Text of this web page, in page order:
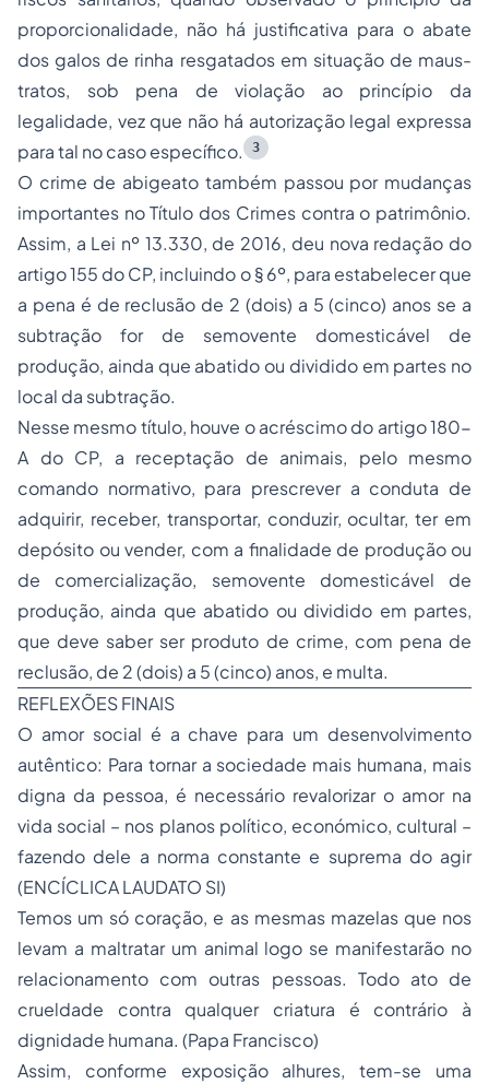
proporcionalidade, não há justificativa para o abate
dos galos de rinha resgatados em situação de maus-
tratos, sob pena de violação ao princípio da
legalidade, vez que não há autorização legal expressa
para tal no caso específico.
3
O crime de abigeato também passou por mudanças
importantes no Título dos Crimes contra o patrimônio.
Assim, a Lei nº 13.330, de 2016, deu nova redação do
artigo 155 do CP, incluindo o § 6º, para estabelecer que
a pena é de reclusão de 2 (dois) a 5 (cinco) anos se a
subtração for de semovente domesticável de
produção, ainda que abatido ou dividido em partes no
local da subtração.
Nesse mesmo título, houve o acréscimo do artigo 180-
A do CP, a receptação de animais, pelo mesmo
comando normativo, para prescrever a conduta de
adquirir, receber, transportar, conduzir, ocultar, ter em
depósito ou vender, com a finalidade de produção ou
de comercialização, semovente domesticável de
produção, ainda que abatido ou dividido em partes,
que deve saber ser produto de crime, com pena de
reclusão, de 2 (dois) a 5 (cinco) anos, e multa.
REFLEXÕES FINAIS
O amor social é a chave para um desenvolvimento
autêntico: Para tornar a sociedade mais humana, mais
digna da pessoa, é necessário revalorizar o amor na
vida social – nos planos político, económico, cultural –
fazendo dele a norma constante e suprema do agir
(ENCÍCLICA LAUDATO SI)
Temos um só coração, e as mesmas mazelas que nos
levam a maltratar um animal logo se manifestarão no
relacionamento com outras pessoas. Todo ato de
crueldade contra qualquer criatura é contrário à
dignidade humana. (Papa Francisco)
Assim, conforme exposição alhures, tem-se uma